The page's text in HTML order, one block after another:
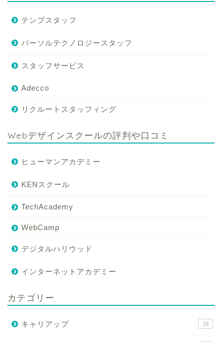
テンプスタッフ
パーソルテクノロジースタッフ
スタッフサービス
Adecco
リクルートスタッフィング
Webデザインスクールの評判や口コミ
ヒューマンアカデミー
KENスクール
TechAcademy
WebCamp
デジタルハリウッド
インターネットアカデミー
カテゴリー
キャリアップ 18